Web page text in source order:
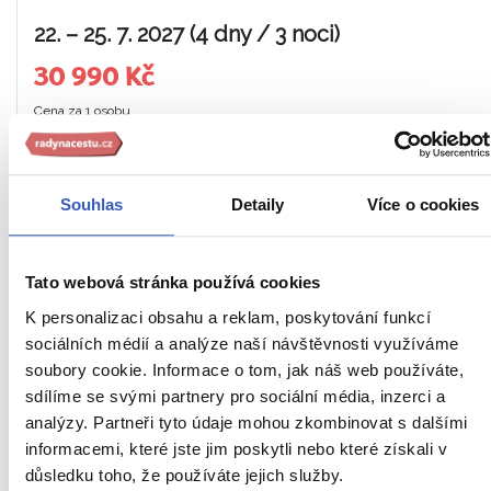
Souhlas Detaily Více o cookies
Tato webová stránka používá cookies
K personalizaci obsahu a reklam, poskytování funkcí
sociálních médií a analýze naší návštěvnosti využíváme
soubory cookie. Informace o tom, jak náš web používáte,
sdílíme se svými partnery pro sociální média, inzerci a
analýzy. Partneři tyto údaje mohou zkombinovat s dalšími
informacemi, které jste jim poskytli nebo které získali v
důsledku toho, že používáte jejich služby.
22. – 25. 7. 2027 (4 dny / 3 noci)
30 990 Kč
Cena za 1 osobu
Naši průvodci vás zavedou i tam,
kde to jiní neznají